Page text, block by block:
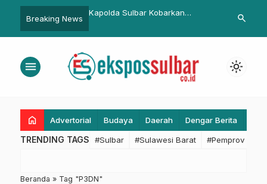
Breaking News
Digital Pelacakan
QR Code
Kapolda Sulbar Kobarkan
Sespimmen Polri di Stadion
Ketua KONI
Kabupaten
search
menu light_mode
home Advertorial Budaya Daerah Dengar Berita
TRENDING TAGS #Sulbar #Sulawesi Barat #Pemprov
Beranda » Tag "P3DN"